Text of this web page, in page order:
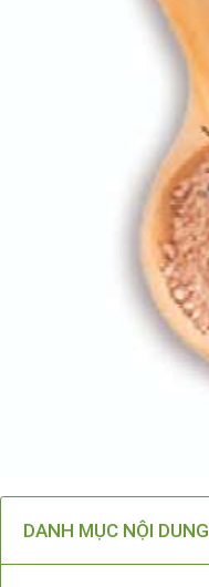
DANH MỤC NỘI DUNG